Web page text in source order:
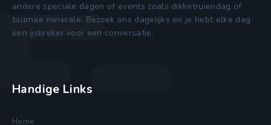
andere speciale dagen of events zoals dikketruiendag of
tournee minerale. Bezoek ons dagelijks en je hebt elke dag
een ijsbreker voor een conversatie.
Handige Links
Home